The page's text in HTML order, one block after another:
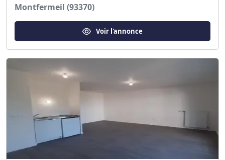
Montfermeil (93370)
Voir l'annonce